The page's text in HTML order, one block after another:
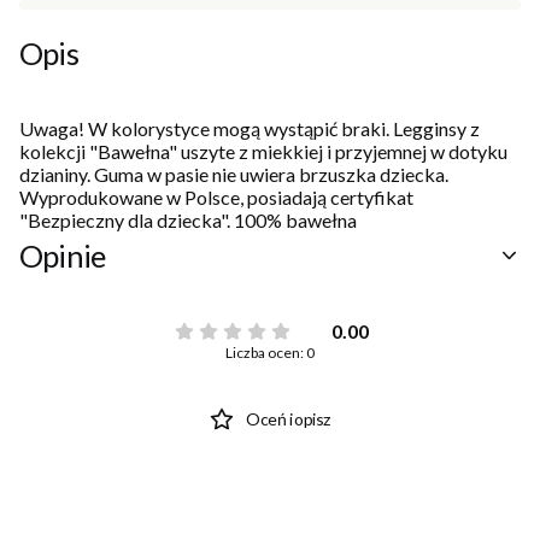
Opis
Uwaga! W kolorystyce mogą wystąpić braki. Legginsy z
kolekcji "Bawełna" uszyte z miekkiej i przyjemnej w dotyku
dzianiny. Guma w pasie nie uwiera brzuszka dziecka.
Wyprodukowane w Polsce, posiadają certyfikat
"Bezpieczny dla dziecka". 100% bawełna
Opinie
0.00
Liczba ocen: 0
Oceń i opisz